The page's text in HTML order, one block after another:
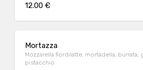
12.00 €
Mortazza
Mozzarella fiordilatte, mortadella, burrata,
pistacchio